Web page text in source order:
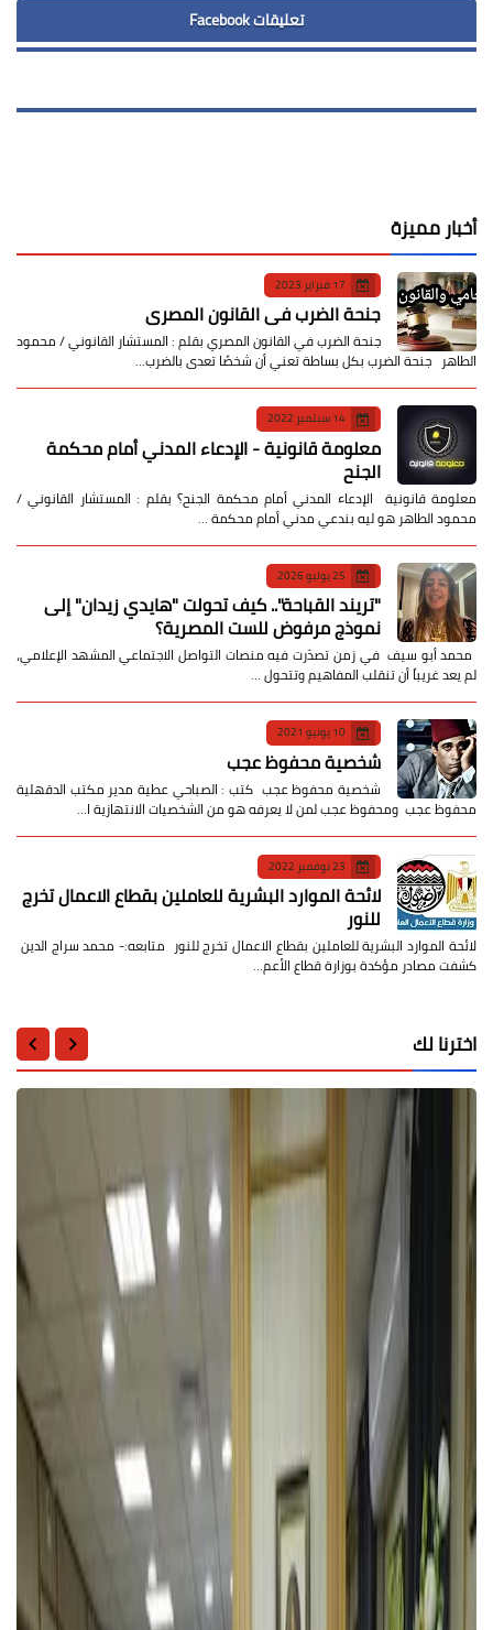
تعليقات Facebook
أخبار مميزة
17 فبراير 2023
جنحة الضرب في القانون المصري
جنحة الضرب في القانون المصري بقلم : المستشار القانوني / محمود
الطاهر جنحة الضرب بكل بساطة تعني أن شخصًا تعدى بالضرب…
14 سبتمبر 2022
معلومة قانونية - الإدعاء المدني أمام محكمة
الجنح
معلومة قانونية الإدعاء المدني أمام محكمة الجنح؟ بقلم : المستشار القانوني /
محمود الطاهر هو ليه بندعي مدني أمام محكمة …
25 يوليو 2026
​"تريند القباحة".. كيف تحولت "هايدي زيدان" إلى
نموذج مرفوض للست المصرية؟
​ محمد أبو سيف ​في زمن تصدّرت فيه منصات التواصل الاجتماعي المشهد الإعلامي،
لم يعد غريباً أن تنقلب المفاهيم وتتحول …
10 يونيو 2021
شخصية محفوظ عجب
شخصية محفوظ عجب كتب : الصباحي عطية مدير مكتب الدقهلية
محفوظ عجب ومحفوظ عجب لمن لا يعرفه هو من الشخصيات الانتهازية ا…
23 نوفمبر 2022
لائحة الموارد البشرية للعاملين بقطاع الاعمال تخرج
للنور
لائحة الموارد البشرية للعاملين بقطاع الاعمال تخرج للنور متابعه:- محمد سراج الدين
كشفت مصادر مؤكدة بوزارة قطاع الأعم…
اخترنا لك